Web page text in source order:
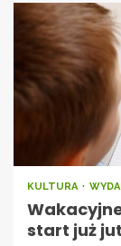
KULTURA
start już